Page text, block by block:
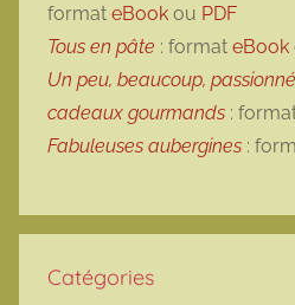
format eBook ou PDF
Tous en pâte : format eBook
Un peu, beaucoup,
cadeaux gourmands :
Fabuleuses aubergines :
Catégories